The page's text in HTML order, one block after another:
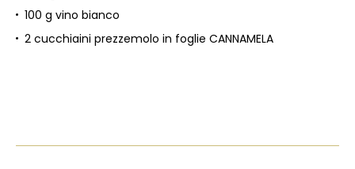
100 g vino bianco
2 cucchiaini prezzemolo in foglie CANNAMELA